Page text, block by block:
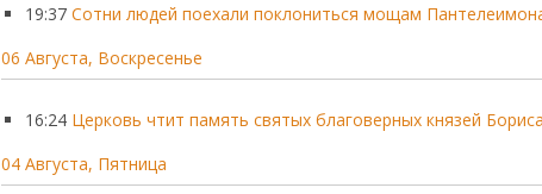
19:37 Сотни людей поехали поклониться мощам
06 Августа, Воскресенье
16:24 Церковь чтит память святых благоверных князей
04 Августа, Пятница